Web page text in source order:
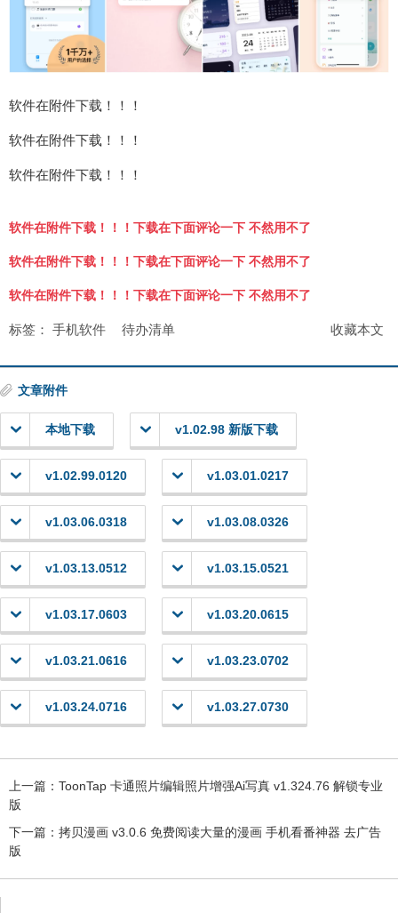
软件在附件下载！！！
软件在附件下载！！！
软件在附件下载！！！
软件在附件下载！！！下载在下面评论一下 不然用不了
软件在附件下载！！！下载在下面评论一下 不然用不了
软件在附件下载！！！下载在下面评论一下 不然用不了
收藏本文
标签： 手机软件 待办清单
文章附件
本地下载 v1.02.98 新版下载
v1.02.99.0120 v1.03.01.0217
v1.03.06.0318 v1.03.08.0326
v1.03.13.0512 v1.03.15.0521
v1.03.17.0603 v1.03.20.0615
v1.03.21.0616 v1.03.23.0702
v1.03.24.0716 v1.03.27.0730
上一篇： ToonTap 卡通照片编辑照片增强Ai写真 v1.324.76 解锁专业
版
下一篇： 拷贝漫画 v3.0.6 免费阅读大量的漫画 手机看番神器 去广告
版